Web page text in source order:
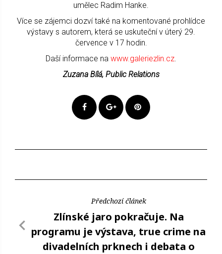
umělec Radim Hanke.
Více se zájemci dozví také na komentované prohlídce
výstavy s autorem, která se uskuteční v úterý 29.
července v 17 hodin.
Daší informace na www.galeriezlin.cz.
Zuzana Bílá, Public Relations
Předchozí článek
Zlínské jaro pokračuje. Na
programu je výstava, true crime na
divadelních prknech i debata o